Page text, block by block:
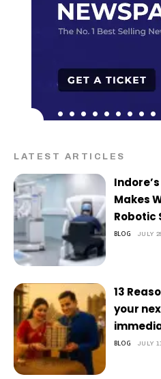
LATEST ARTICLES
Makes
Robotic
BLOG JULY
13
your
BLOG JULY